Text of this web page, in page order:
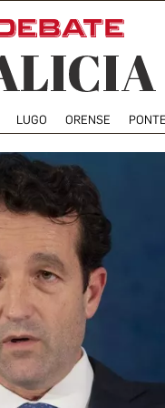
LUGO ORENSE